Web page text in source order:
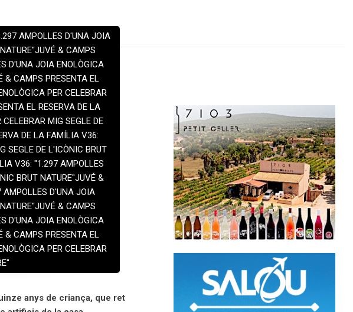
AMPOLLES D'UNA JOIA
& CAMPS
D'UNA JOIA ENOLÒGICA
& CAMPS PRESENTA EL
PER CELEBRAR
EL RESERVA DE LA
MIG SEGLE DE
DE LA FAMÍLIA V36:
SEGLE DE L'ICÒNIC BRUT
V36: "1.297 AMPOLLES
BRUT NATURE"JUVÉ &
AMPOLLES D'UNA JOIA
& CAMPS
D'UNA JOIA ENOLÒGICA
& CAMPS PRESENTA EL
PER CELEBRAR
anys de criança, que ret